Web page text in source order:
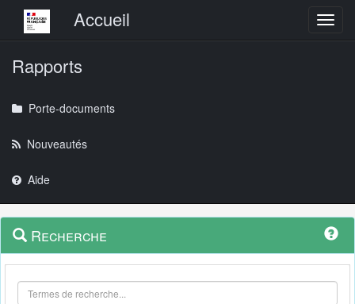
Menu principalAccueil
Rapports
Porte-documents
Nouveautés
Aide
Navigation
outils
Menu
contextuel
Recherche